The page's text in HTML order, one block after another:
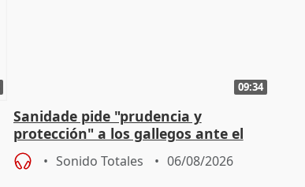
09:34
Sanidade pide "prudencia y
protección" a los gallegos ante el
eclipse del 12 de agosto
Sonido Totales 06/08/2026